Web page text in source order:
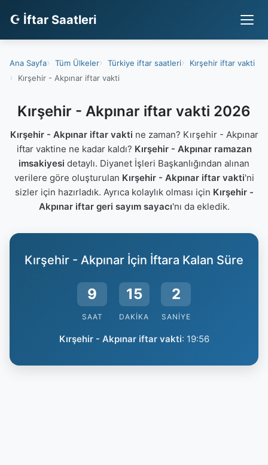
☪ İftar Saatleri
Ana Sayfa Tüm Ülkeler Türkiye iftar saatleri
Kırşehir iftar vakti
Kırşehir - Akpınar iftar vakti
Kırşehir - Akpınar iftar vakti 2026
Kırşehir - Akpınar iftar vakti ne zaman? Kırşehir - Akpınar
iftar vaktine ne kadar kaldı? Kırşehir - Akpınar ramazan
imsakiyesi detaylı. Diyanet İşleri Başkanlığından alınan
verilere göre oluşturulan Kırşehir - Akpınar iftar vakti'ni
sizler için hazırladık. Ayrıca kolaylık olması için Kırşehir -
Akpınar iftar geri sayım sayacı'nı da ekledik.
Kırşehir - Akpınar İçin İftara Kalan Süre
9
SAAT
15
DAKIKA
1
SANIYE
Kırşehir - Akpınar iftar vakti: 19:56